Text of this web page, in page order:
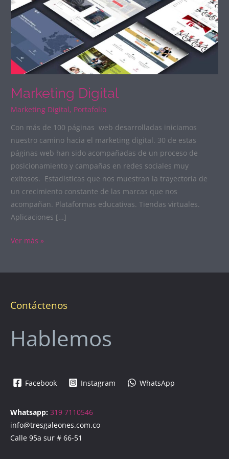
Marketing Digital
Marketing Digital, Portafolio
Con más de 100 páginas web desarrolladas iniciamos
nuestro camino hacia el marketing digital. 30 de estas
páginas web han sido acompañadas de un proceso de
posicionamiento y campañas en redes sociales muy
exitosos. Estadísticas que nos muestran la trayectoria de
un crecimiento constante de las marcas que nos
acompañan. Plataformas educativas. Tiendas virtuales.
Aplicaciones […]
Ver más »
Contáctenos
Hablemos
Facebook Instagram WhatsApp
Whatsapp: 319 7110546
info@tresgaleones.com.co
Calle 95a sur # 66-51